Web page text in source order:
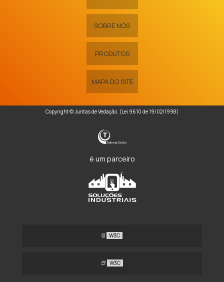
SOBRE NÓS
PRODUTOS
MAPA DO SITE
Copyright © Juntas de Vedação. (Lei 9610 de 19/02/1998)
é um parceiro
W3C
W3C